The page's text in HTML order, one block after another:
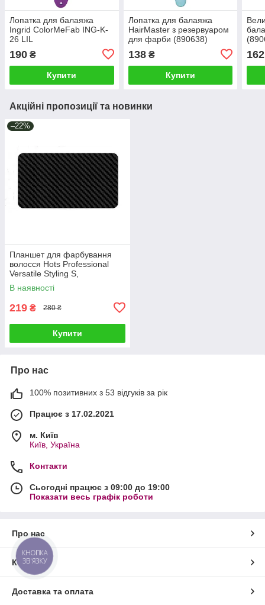
Лопатка для балаяжа
Ingrid ColorMeFab ING-K-
26 LIL
190 ₴
Купити
Лопатка для балаяжа
HairMaster з резервуаром
для фарби (890638)
138₴
Купити
162
Акційні пропозиції та новинки
–22%
Планшет для фарбування
волосся Hots Professional
Versatile Styling S,
20x10,8х0,2 см (HP6103-S)
В наявності
219 ₴ 280 ₴
Купити
Про нас
100% позитивних з 53 відгуків за рік
Працює з 17.02.2021
м. Київ
Київ, Україна
Контакти
Сьогодні працює з 09:00 до 19:00
Показати весь графік роботи
Про нас
Контакти
Доставка та оплата
КНОПКА
ЗВ'ЯЗКУ